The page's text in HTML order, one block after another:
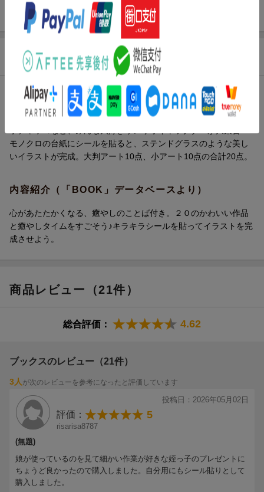
ISBN 9784052062124
商品説明
内容紹介（JPROより）
ハローキティ、マイメロディ、ポムポムプリン、シナモロール、
モノクロの台紙にシールを貼ると、ステンドグラスのような美し
いイラストが完成。大判アート10点、小アート10点の合計20点。
内容紹介（「BOOK」データベースより）
心があたたかくなる、癒やしのことば付き。２０のかわいい作品
と癒やしタイムをすごそう♪キラキラシールを貼ってイラストを完
成させよう。
商品レビュー（21件）
総合評価： 4.62
ブックスのレビュー（21件）
3人が次のレビューを参考になったと評価しています
投稿日：2026年05月02日
評価： 5
risarisa8787
(無題)
娘が使っているのを見て細かい作業が好きな姪っ子のプレゼントに
ちょうど良かったので購入しました。自分用にもシール貼りとして
購入しました。